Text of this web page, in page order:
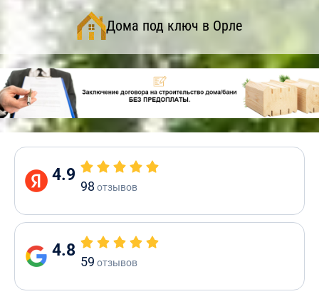
Дома под ключ в Орле
4.9
98 отзывов
4.8
59 отзывов